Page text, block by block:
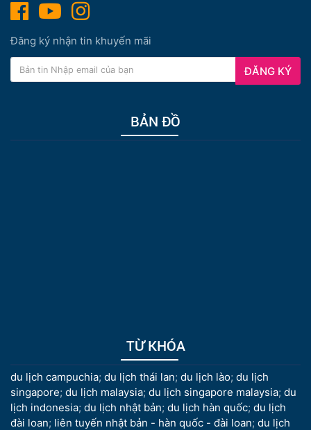
Đăng ký nhận tin khuyến mãi
ĐĂNG KÝ
BẢN ĐỒ
TỪ KHÓA
du lịch campuchia; du lịch thái lan; du lịch lào; du lịch
singapore; du lịch malaysia; du lịch singapore malaysia; du
lịch indonesia; du lịch nhật bản; du lịch hàn quốc; du lịch
đài loan; liên tuyến nhật bản - hàn quốc - đài loan; du lịch